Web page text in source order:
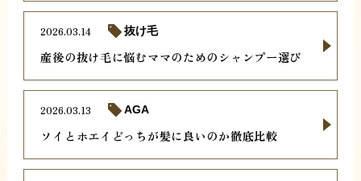
産後の抜け毛に悩むママのためのシャンプー選び
2026.03.14 抜け毛
ソイとホエイどっちが髪に良いのか徹底比較
2026.03.13 AGA